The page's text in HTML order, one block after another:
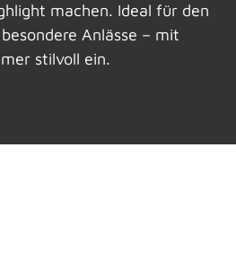
machen. Ideal für den
Anlässe – mit
stilvoll ein.